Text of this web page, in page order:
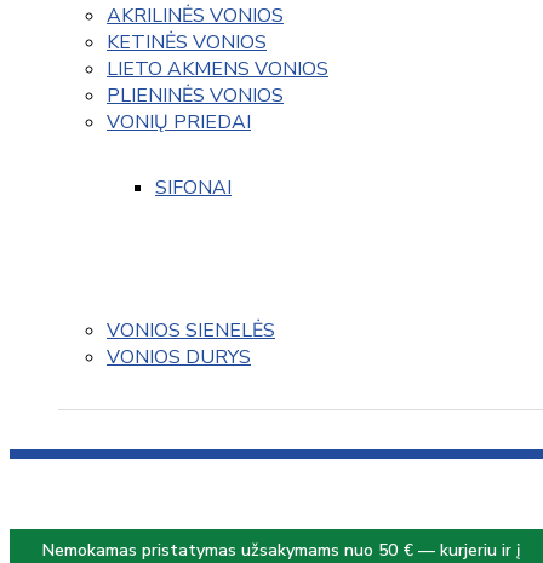
AKRILINĖS VONIOS
KETINĖS VONIOS
LIETO AKMENS VONIOS
PLIENINĖS VONIOS
VONIŲ PRIEDAI
SIFONAI
VONIOS SIENELĖS
VONIOS DURYS
Nemokamas pristatymas užsakymams nuo 50 € — kurjeriu ir į